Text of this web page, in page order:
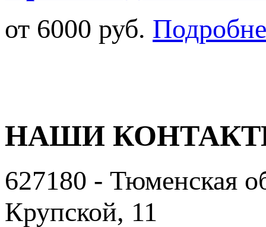
от 6000 руб.
НАШИ
627180 - Тюменская
Крупской, 11